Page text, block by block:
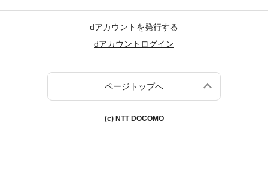
dアカウントを発行する
dアカウントログイン
ページトップへ
(c) NTT DOCOMO